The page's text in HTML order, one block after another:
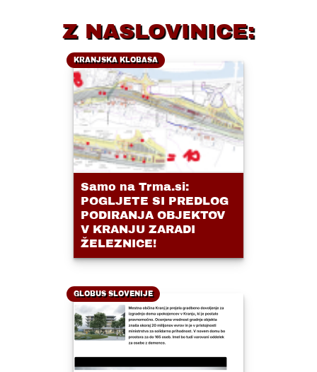
Z NASLOVINICE:
KRANJSKA KLOBASA
Samo na Trma.si:
POGLJETE SI PREDLOG
PODIRANJA OBJEKTOV
V KRANJU ZARADI
ŽELEZNICE!
GLOBUS SLOVENIJE